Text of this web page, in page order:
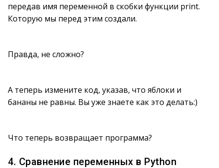
передав имя переменной в скобки функции print.
Которую мы перед этим создали.
Правда, не сложно?
А теперь измените код, указав, что яблоки и
бананы не равны. Вы уже знаете как это делать:)
Что теперь возвращает программа?
4. Сравнение переменных в Python